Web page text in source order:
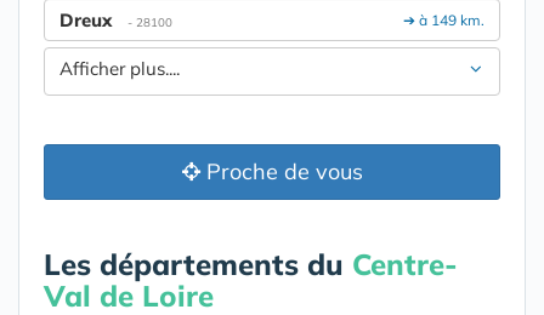
➔ à 149 km.
Dreux - 28100
Afficher plus....
Proche de vous
Les départements du Centre-
Val de Loire